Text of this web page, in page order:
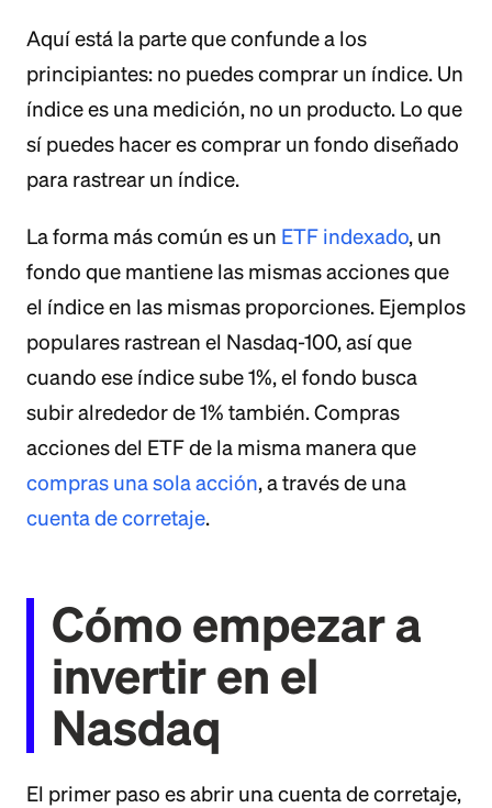
Aquí está la parte que confunde a los
principiantes: no puedes comprar un índice. Un
índice es una medición, no un producto. Lo que
sí puedes hacer es comprar un fondo diseñado
para rastrear un índice.
La forma más común es un ETF indexado, un
fondo que mantiene las mismas acciones que
el índice en las mismas proporciones. Ejemplos
populares rastrean el Nasdaq-100, así que
cuando ese índice sube 1%, el fondo busca
subir alrededor de 1% también. Compras
acciones del ETF de la misma manera que
compras una sola acción, a través de una
cuenta de corretaje.
Cómo empezar a
invertir en el
Nasdaq
El primer paso es abrir una cuenta de corretaje,